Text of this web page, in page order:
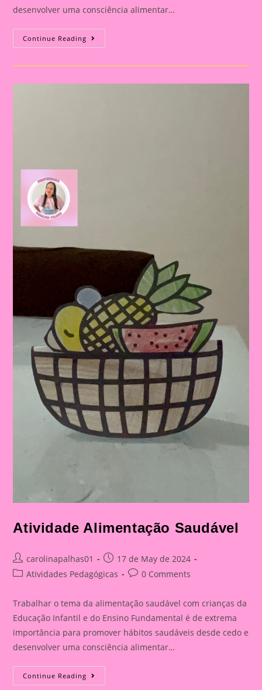
desenvolver uma consciência alimentar…
Continue Reading Atividade
Alimentação
Atividade Alimentação Saudável
Post
author:
carolinapalhas01
Post
published:
17 de May de 2024
PostAtividades Pedagógicas
Post0 Comments
Trabalhar o tema da alimentação saudável com crianças da
Educação Infantil e do Ensino Fundamental é de extrema
importância para promover hábitos saudáveis desde cedo e
desenvolver uma consciência alimentar…
Continue Reading Atividade
Alimentação